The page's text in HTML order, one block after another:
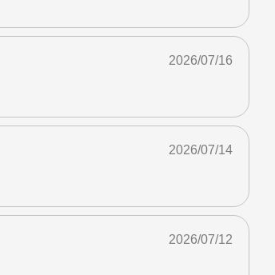
2026/07/16
2026/07/14
2026/07/12